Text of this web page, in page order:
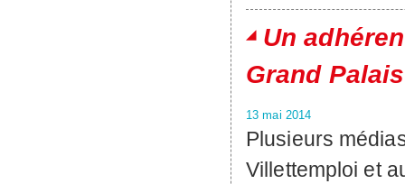
Un
Grand Palais
13 mai 2014
Plusieurs
Villettemploi et